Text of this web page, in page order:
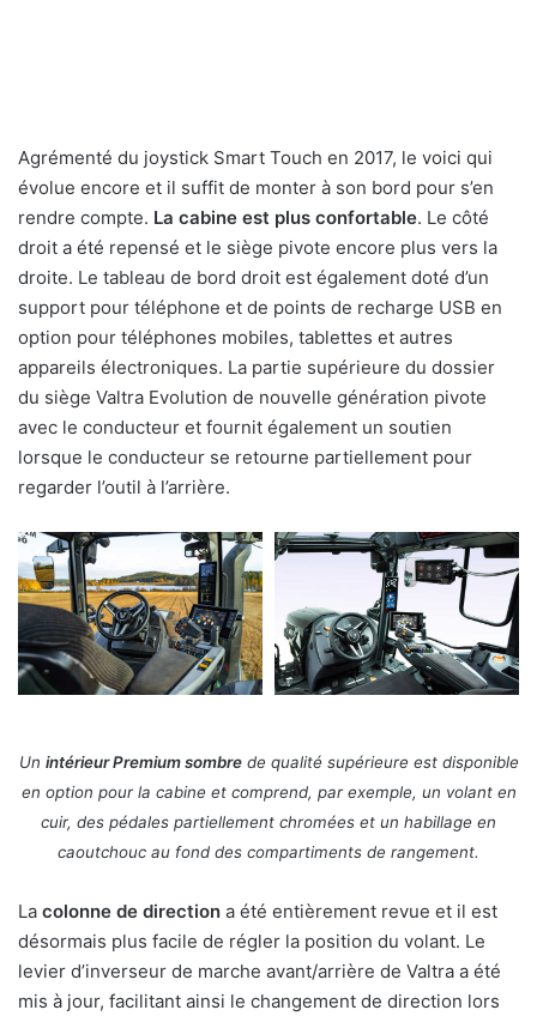
Agrémenté du joystick Smart Touch en 2017, le voici qui
évolue encore et il suffit de monter à son bord pour s’en
rendre compte. La cabine est plus confortable. Le côté
droit a été repensé et le siège pivote encore plus vers la
droite. Le tableau de bord droit est également doté d’un
support pour téléphone et de points de recharge USB en
option pour téléphones mobiles, tablettes et autres
appareils électroniques. La partie supérieure du dossier
du siège Valtra Evolution de nouvelle génération pivote
avec le conducteur et fournit également un soutien
lorsque le conducteur se retourne partiellement pour
regarder l’outil à l’arrière.
Un intérieur Premium sombrede qualité supérieure est disponible
en option pour la cabine et comprend, par exemple, un volant en
cuir, des pédales partiellement chromées et un habillage en
caoutchouc au fond des compartiments de rangement.
La colonne de direction a été entièrement revue et il est
désormais plus facile de régler la position du volant. Le
levier d’inverseur de marche avant/arrière de Valtra a été
mis à jour, facilitant ainsi le changement de direction lors